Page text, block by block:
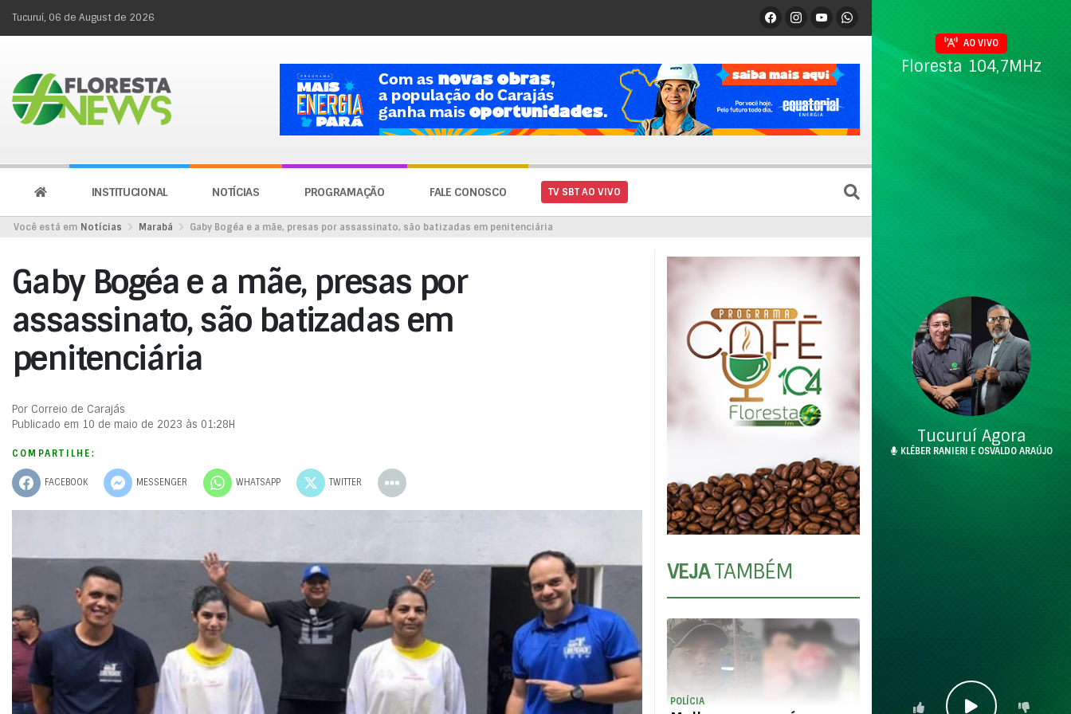
Tucuruí, 06 de August de 2026
INSTITUCIONAL NOTÍCIAS PROGRAMAÇÃO FALE CONOSCO TV SBT AO VIVO
Você está em Notícias Marabá Gaby Bogéa e a mãe, presas por assassinato, são batizadas em penitenciária
Gaby Bogéa e a mãe, presas por
assassinato, são batizadas em
penitenciária
Por Correio de Carajás
Publicado em 10 de maio de 2023 às 01:28H
COMPARTILHE:
FACEBOOK MESSENGER WHATSAPP TWITTER
VEJATAMBÉM
POLÍCIA
AO VIVO
Floresta 104,7MHz
Tucuruí Agora
KLÉBER RANIERI E OSVALDO ARAÚJO